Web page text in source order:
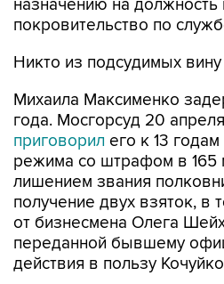
Никто из подсудимых вину
Михаила Максименко
приговорилего к 13
режима со штрафом в 165
лишением звания
получение двух взяток, в
от бизнесмена Олега
переданной бывшему
действия в пользу
Крамаренко оказался за